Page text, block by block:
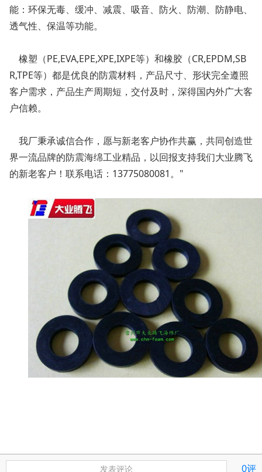
能：环保无毒、缓冲、减震、吸音、防火、防潮、防静电、
透气性、保温等功能。
橡塑（PE,EVA,EPE,XPE,IXPE等）和橡胶（CR,EPDM,SB
R,TPE等）都是优良的防震材料，产品尺寸、形状完全遵照
客户需求，产品生产周期短，交付及时，深得国内外广大客
户信赖。
我厂秉承诚信合作，愿与新老客户协作共赢，共同创造世
界一流品牌的防震海绵工业精品，以回报支持我们大业腾飞
的新老客户！联系电话：13775080081。"
发表评论 0评